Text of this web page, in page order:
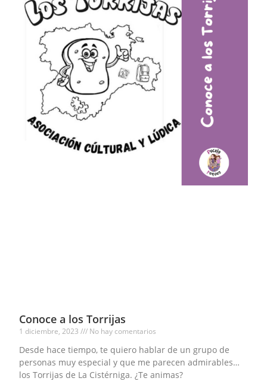
Conoce a los Torrijas
1 diciembre, 2023 No hay comentarios
Desde hace tiempo, te quiero hablar de un grupo de
personas muy especial y que me parecen admirables…
los Torrijas de La Cistérniga. ¿Te animas?